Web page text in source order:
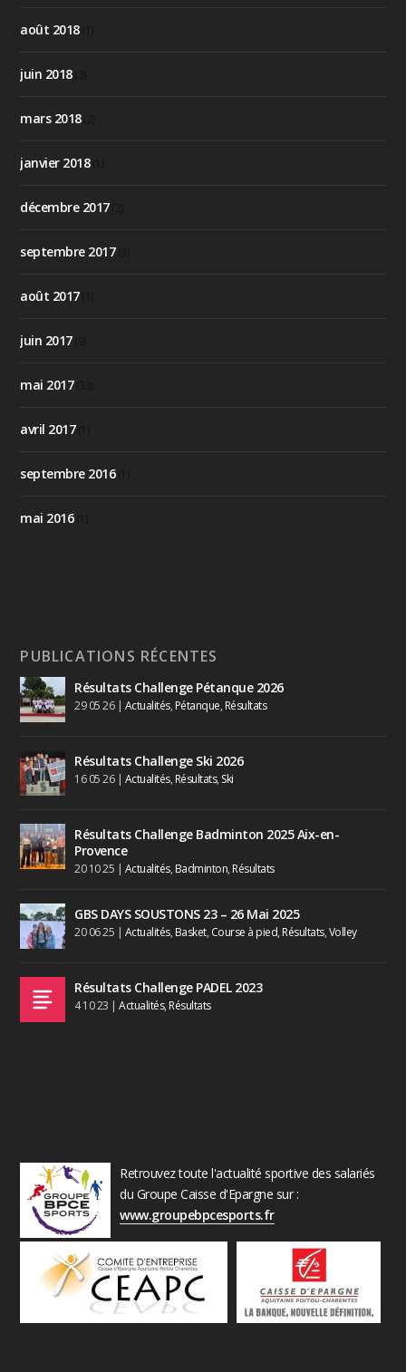
août 2018(1)
juin 2018(3)
mars 2018(2)
janvier 2018(1)
décembre 2017(2)
septembre 2017(3)
août 2017(1)
juin 2017(9)
mai 2017(33)
avril 2017(1)
septembre 2016(1)
mai 2016(1)
PUBLICATIONS RÉCENTES
Résultats Challenge Pétanque 2026
29 05 26| Actualités, Pétanque, Résultats
Résultats Challenge Ski 2026
16 05 26| Actualités, Résultats, Ski
Résultats Challenge Badminton 2025 Aix-en-
Provence
20 10 25 | Actualités, Badminton, Résultats
GBS DAYS SOUSTONS 23 – 26 Mai 2025
20 06 25 | Actualités, Basket, Course à pied, Résultats,Volley
Résultats Challenge PADEL 2023
4 10 23 |Actualités, Résultats
Retrouvez toute l'actualité sportive des salariés
du Groupe Caisse d'Epargne sur :
www.groupebpcesports.fr